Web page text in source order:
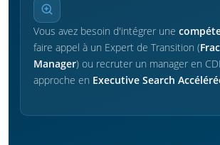
Vous avez besoin d'intégrer une
faire appel à un Expert de Transition (
Manager) ou recruter un manager en
approche en Executive Search